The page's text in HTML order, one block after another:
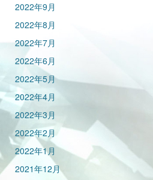
2022年9月
2022年8月
2022年7月
2022年6月
2022年5月
2022年4月
2022年3月
2022年2月
2022年1月
2021年12月